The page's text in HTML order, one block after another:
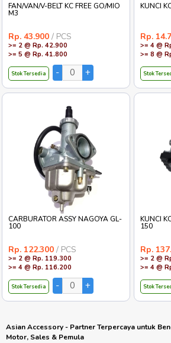
FAN/VAN/V-BELT KC FREE GO/MIO
M3
Rp. 43.900 / PCS
>= 2 @ Rp. 42.900
>= 5 @ Rp. 41.800
Stok Tersedia
KUNCI
Rp.
>= 4 @
>= 8 @
Stok
CARBURATOR ASSY NAGOYA GL-
100
Rp. 122.300 / PCS
>= 2 @ Rp. 119.300
>= 4 @ Rp. 116.200
Stok Tersedia
KUNCI
150
Rp.
>= 2 @
>= 4 @
Stok
Asian Accessory - Partner Terpercaya untuk
Motor, Sales & Pemula